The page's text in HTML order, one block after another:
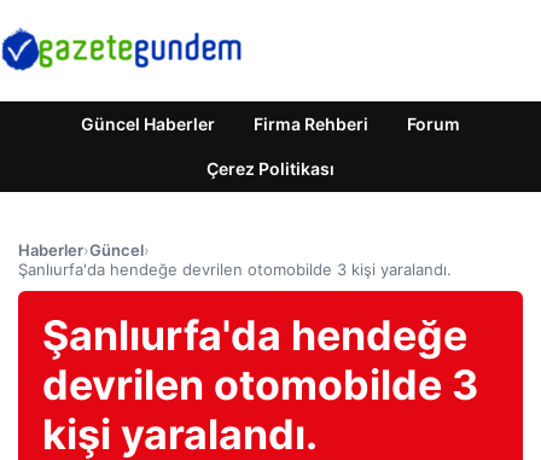
Güncel Haberler Firma Rehberi Forum
Çerez Politikası
Haberler›Güncel›
Şanlıurfa'da hendeğe devrilen otomobilde 3 kişi yaralandı.
Şanlıurfa'da hendeğe
devrilen otomobilde 3
kişi yaralandı.